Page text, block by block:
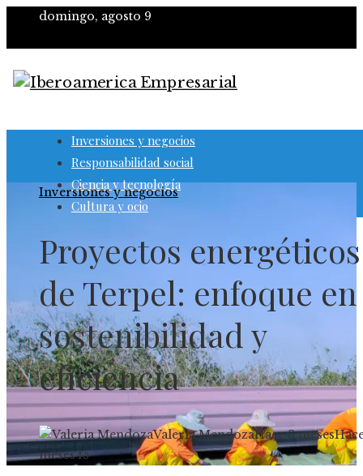
domingo, agosto 9
Inversiones y negocios
Responsabilidad social
Ciencia y tecnología
Cultura y ocio
Inversiones y negocios
Proyectos energéticos
de Terpel: enfoque en
sostenibilidad y
eficiencia
Valeria MendozaHace 3 meses
meses45